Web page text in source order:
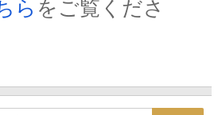
ら をご覧くださ